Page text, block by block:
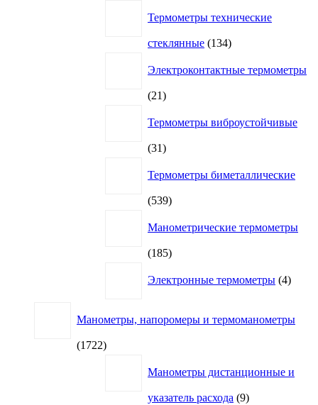
Термометры технические
стеклянные 134134
Электроконтактные термометры
2121
Термометры виброустойчивые
3131
Термометры биметаллические
539539
Манометрические термометры
185185
Электронные термометры 4товара
Манометры, напоромеры и термоманометры
17221722
Манометры дистанционные и
указатель расхода 99